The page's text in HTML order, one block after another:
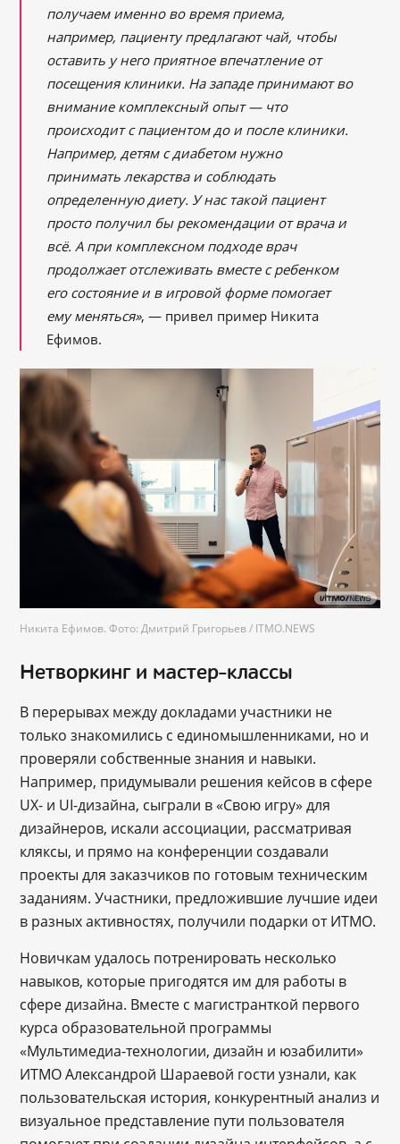
получаем именно во время приема,
например, пациенту предлагают чай, чтобы
оставить у него приятное впечатление от
посещения клиники. На западе принимают во
внимание комплексный опыт — что
происходит с пациентом до и после клиники.
Например, детям с диабетом нужно
принимать лекарства и соблюдать
определенную диету. У нас такой пациент
просто получил бы рекомендации от врача и
всё. А при комплексном подходе врач
продолжает отслеживать вместе с ребенком
его состояние и в игровой форме помогает
ему меняться», — привел пример Никита
Ефимов.
Никита Ефимов. Фото: Дмитрий Григорьев / ITMO.NEWS
Нетворкинг и мастер-классы
В перерывах между докладами участники не
только знакомились с единомышленниками, но и
проверяли собственные знания и навыки.
Например, придумывали решения кейсов в сфере
UX- и UI-дизайна, сыграли в «Свою игру» для
дизайнеров, искали ассоциации, рассматривая
кляксы, и прямо на конференции создавали
проекты для заказчиков по готовым техническим
заданиям. Участники, предложившие лучшие идеи
в разных активностях, получили подарки от ИТМО.
Новичкам удалось потренировать несколько
навыков, которые пригодятся им для работы в
сфере дизайна. Вместе с магистранткой первого
курса образовательной программы
«Мультимедиа-технологии, дизайн и юзабилити»
ИТМО Александрой Шараевой гости узнали, как
пользовательская история, конкурентный анализ и
визуальное представление пути пользователя